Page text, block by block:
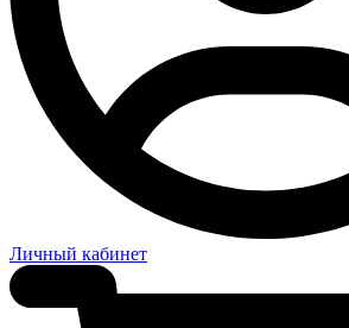
Личный кабинет